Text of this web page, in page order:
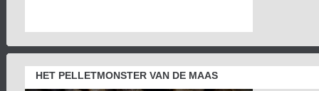
HET PELLETMONSTER VAN DE MAAS